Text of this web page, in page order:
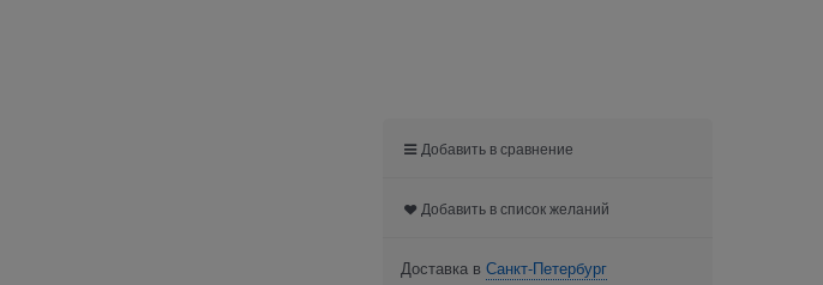
Добавить в сравнение
Добавить в список желаний
Доставка в Санкт-Петербург